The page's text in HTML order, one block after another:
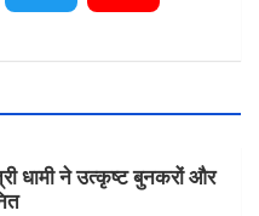
i u
धामी ने उत्कृष्ट बुनकरों और